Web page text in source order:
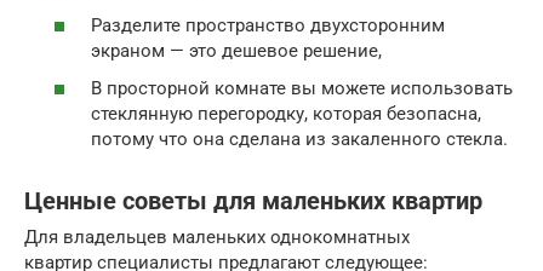
Разделите пространство двухсторонним
экраном — это дешевое решение,
В просторной комнате вы можете использовать
стеклянную перегородку, которая безопасна,
потому что она сделана из закаленного стекла.
Ценные советы для маленьких квартир
Для владельцев маленьких однокомнатных
квартир специалисты предлагают следующее: